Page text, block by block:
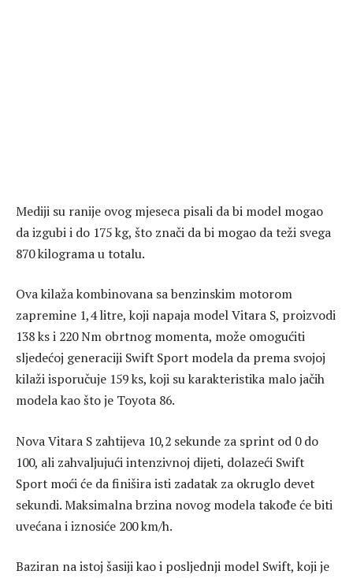
Mediji su ranije ovog mjeseca pisali da bi model mogao
da izgubi i do 175 kg, što znači da bi mogao da teži svega
870 kilograma u totalu.
Ova kilaža kombinovana sa benzinskim motorom
zapremine 1,4 litre, koji napaja model Vitara S, proizvodi
138 ks i 220 Nm obrtnog momenta, može omogućiti
sljedećoj generaciji Swift Sport modela da prema svojoj
kilaži isporučuje 159 ks, koji su karakteristika malo jačih
modela kao što je Toyota 86.
Nova Vitara S zahtijeva 10,2 sekunde za sprint od 0 do
100, ali zahvaljujući intenzivnoj dijeti, dolazeći Swift
Sport moći će da finišira isti zadatak za okruglo devet
sekundi. Maksimalna brzina novog modela takođe će biti
uvećana i iznosiće 200 km/h.
Baziran na istoj šasiji kao i posljednji model Swift, koji je